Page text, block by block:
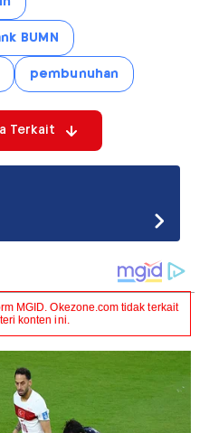
BUMN
pembunuhan
Terkait